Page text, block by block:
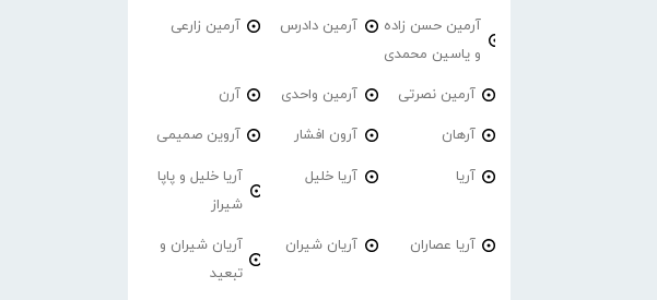
آرمین حسن زاده
و یاسین محمدی
آرمین دادرس آرمین زارعی
آرمین نصرتی آرمین واحدی آرن
آرهان آرون افشار آروین صمیمی
آریا آریا خلیل
آریا خلیل و پاپا
شیراز
آریا عصاران آریان شیران
آریان شیران و
تبعید